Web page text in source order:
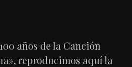
años de la Canción
reproducimos aquí la